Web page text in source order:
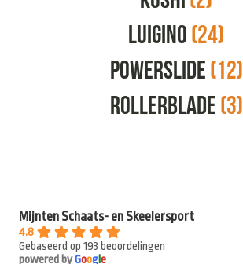
Luigino (24)
Powerslide (12)
Rollerblade (3)
Mijnten Schaats- en Skeelersport
4.8
Gebaseerd op 193 beoordelingen
powered byGooge